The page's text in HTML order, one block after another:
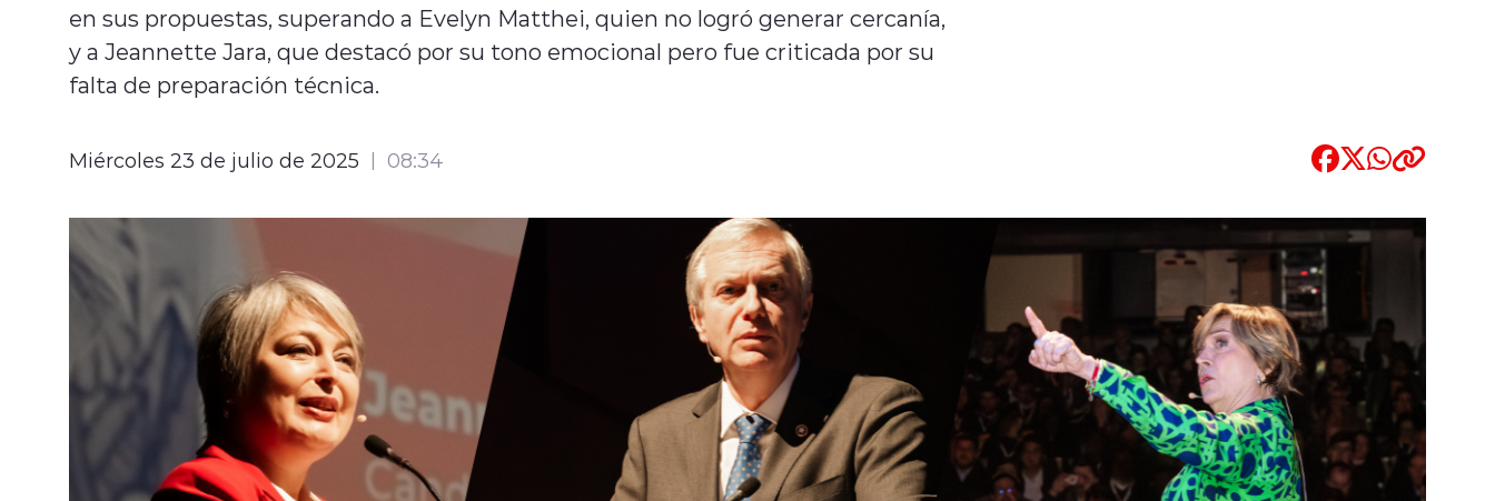
en sus propuestas, superando a Evelyn Matthei, quien no logró generar cercanía,
y a Jeannette Jara, que destacó por su tono emocional pero fue criticada por su
falta de preparación técnica.
Miércoles 23 de julio de 2025 08:34